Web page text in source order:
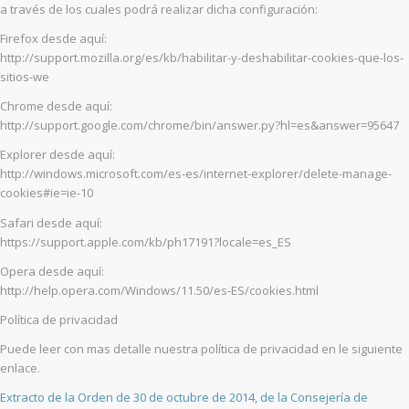
a través de los cuales podrá realizar dicha configuración:
Firefox desde aquí:
http://support.mozilla.org/es/kb/habilitar-y-deshabilitar-cookies-que-los-
sitios-we
Chrome desde aquí:
http://support.google.com/chrome/bin/answer.py?hl=es&answer=95647
Explorer desde aquí:
http://windows.microsoft.com/es-es/internet-explorer/delete-manage-
cookies#ie=ie-10
Safari desde aquí:
https://support.apple.com/kb/ph17191?locale=es_ES
Opera desde aquí:
http://help.opera.com/Windows/11.50/es-ES/cookies.html
Política de privacidad
Puede leer con mas detalle nuestra política de privacidad en le siguiente
enlace.
Extracto de la Orden de 30 de octubre de 2014, de la Consejería de